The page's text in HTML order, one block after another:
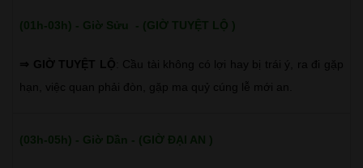
(01h-03h) - Giờ Sửu - (GIỜ TUYỆT LỘ )
⇒ GIỜ TUYỆT LỘ : Cầu tài không có lợi hay bị trái ý, ra đi gặp
hạn, việc quan phải đòn, gặp ma quỷ cúng lễ mới an.
(03h-05h) - Giờ Dần - (GIỜ ĐẠI AN )